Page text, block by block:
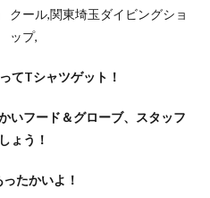
てTシャツゲット！
いフード＆グローブ、スタッフ
ょう！
たかいよ！